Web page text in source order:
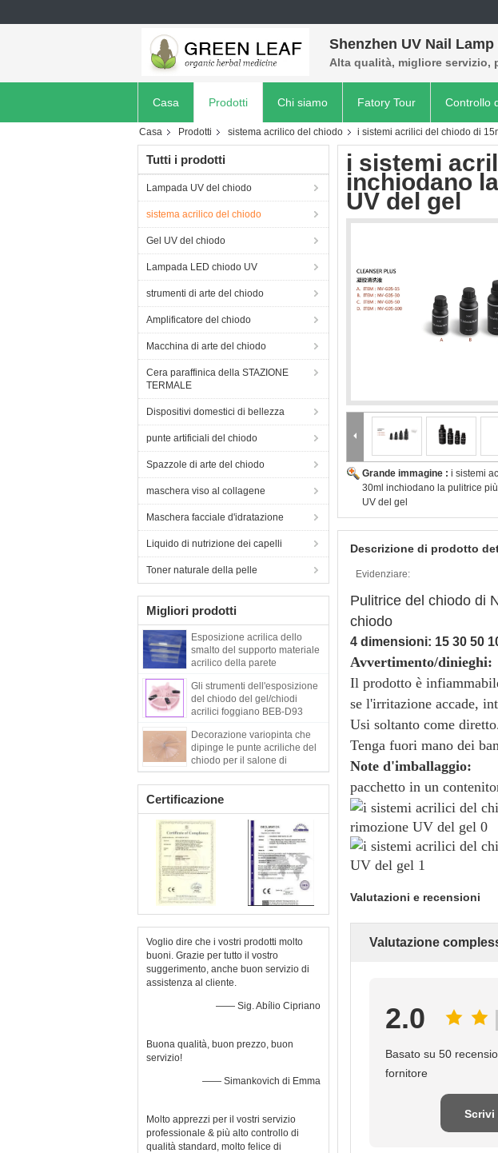
Shenzhen UV Nail Lamp
Alta qualità, migliore servizio,
Casa Prodotti Chi siamo Fatory Tour Controllo
Casa Prodotti sistema acrilico del chiodo i sistemi acrilici del chiodo di
Tutti i prodotti
Lampada UV del chiodo
sistema acrilico del chiodo
Gel UV del chiodo
Lampada LED chiodo UV
strumenti di arte del chiodo
Amplificatore del chiodo
Macchina di arte del chiodo
Cera paraffinica della STAZIONE
TERMALE
Dispositivi domestici di bellezza
punte artificiali del chiodo
Spazzole di arte del chiodo
maschera viso al collagene
Maschera facciale d'idratazione
Liquido di nutrizione dei capelli
Toner naturale della pelle
Migliori prodotti
Esposizione acrilica dello
smalto del supporto materiale
acrilico della parete
Gli strumenti dell'esposizione
del chiodo del gel/chiodi
acrilici foggiano BEB-D93
Decorazione variopinta che
dipinge le punte acriliche del
chiodo per il salone di
bellezza
Certificazione
Voglio dire che i vostri prodotti molto
buoni. Grazie per tutto il vostro
suggerimento, anche buon servizio di
assistenza al cliente.
—— Sig. Abílio Cipriano
Buona qualità, buon prezzo, buon
servizio!
—— Simankovich di Emma
Molto apprezzi per il vostri servizio
professionale & più alto controllo di
qualità standard, molto felice di
i sistemi
inchiodano
UV del gel
Grande immagine : i sistemi
30ml inchiodano la pulitrice
UV del gel
Descrizione di prodotto
Evidenziare:
Pulitrice del chiodo di
chiodo
4 dimensioni: 15 30 50
Avvertimento/dinieghi:
Il prodotto è
se l'irritazione accade,
Usi soltanto come
Tenga fuori mano dei
Note d'imballaggio:
pacchetto in un
Valutazioni e recensioni
Valutazione
2.0
Basato su 50
fornitore
Scrivi